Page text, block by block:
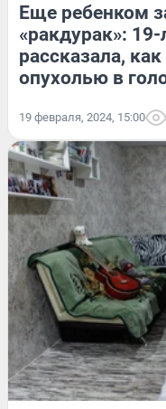
Еще ребенком
«ракдурак»:
рассказала,
опухолью в
19 февраля, 2024, 15:00